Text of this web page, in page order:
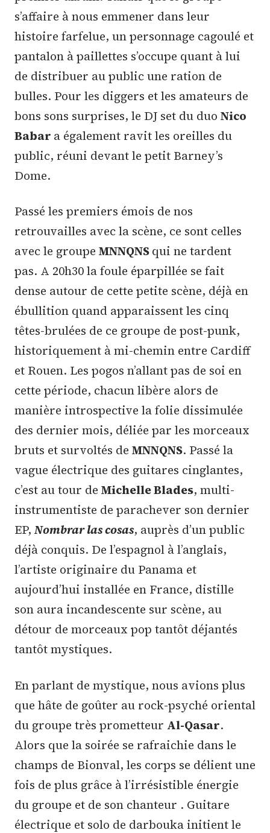
s’affaire à nous emmener dans leur
histoire farfelue, un personnage cagoulé et
pantalon à paillettes s’occupe quant à lui
de distribuer au public une ration de
bulles. Pour les diggers et les amateurs de
bons sons surprises, le DJ set du duo Nico
Babar a également ravit les oreilles du
public, réuni devant le petit Barney’s
Dome.
Passé les premiers émois de nos
retrouvailles avec la scène, ce sont celles
avec le groupe MNNQNSqui ne tardent
pas. A 20h30 la foule éparpillée se fait
dense autour de cette petite scène, déjà en
ébullition quand apparaissent les cinq
têtes-brulées de ce groupe de post-punk,
historiquement à mi-chemin entre Cardiff
et Rouen. Les pogos n’allant pas de soi en
cette période, chacun libère alors de
manière introspective la folie dissimulée
des dernier mois, déliée par les morceaux
bruts et survoltés de MNNQNS. Passé la
vague électrique des guitares cinglantes,
c’est au tour de Michelle Blades, multi-
instrumentiste de parachever son dernier
EP, Nombrar las cosas, auprès d’un public
déjà conquis. De l’espagnol à l’anglais,
l’artiste originaire du Panama et
aujourd’hui installée en France, distille
son aura incandescente sur scène, au
détour de morceaux pop tantôt déjantés
tantôt mystiques.
En parlant de mystique, nous avions plus
que hâte de goûter au rock-psyché oriental
du groupe très prometteur Al-Qasar.
Alors que la soirée se rafraichie dans le
champs de Bionval, les corps se délient une
fois de plus grâce à l’irrésistible énergie
du groupe et de son chanteur . Guitare
électrique et solo de darbouka initient le